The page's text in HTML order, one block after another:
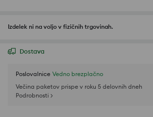
Izdelek ni na voljo v fizičnih trgovinah.
Dostava
Poslovalnice Vedno brezplačno
Večina paketov prispe v roku 5 delovnih dneh
Podrobnosti >